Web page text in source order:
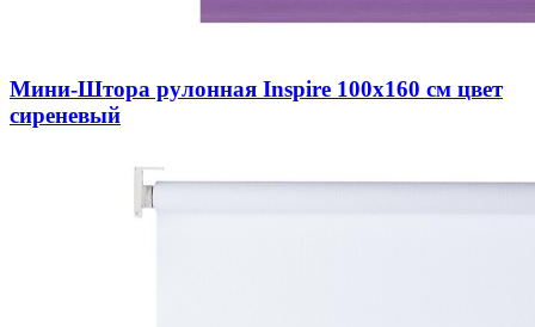
Мини-Штора рулонная Inspire 100х160 см цвет
сиреневый